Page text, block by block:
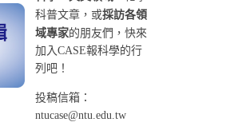
科普文章，或採訪各領
域專家的朋友們，快來
加入CASE報科學的行
列吧！
投稿信箱：
ntucase@ntu.edu.tw